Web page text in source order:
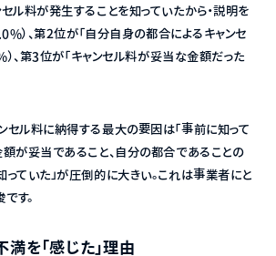
セル料が発生することを知っていたから・説明を
）、第2位が「自分自身の都合によるキャンセ
）、第3位が「キャンセル料が妥当な金額だった
セル料に納得する最大の要因は「事前に知って
額が妥当であること、自分の都合であることの
っていた」が圧倒的に大きい。これは事業者にと
す。
を「感じた」理由